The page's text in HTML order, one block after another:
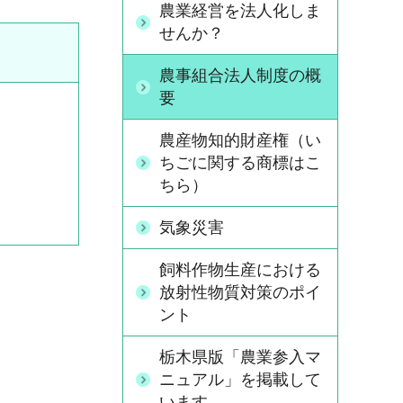
農業経営を法人化しま
せんか？
農事組合法人制度の概
要
農産物知的財産権（い
ちごに関する商標はこ
ちら）
気象災害
飼料作物生産における
放射性物質対策のポイ
ント
栃木県版「農業参入マ
ニュアル」を掲載して